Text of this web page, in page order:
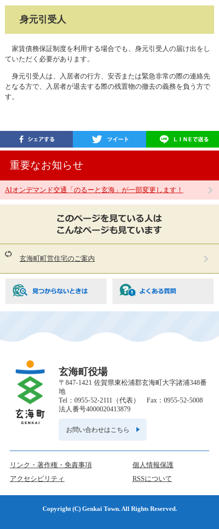
身元引受人
家賃債務保証制度を利用する場合でも、身元引受人の届け出をし
ていただく必要があります。
身元引受人は、入居者の行方、安否または緊急非常の際の連絡先
となる方で、入居者が退去する際の残置物の撤去の義務を負う方で
す。
重要なお知らせ
AIオンデマンド交通「のるーと玄海」が一部変更します！
ジ
を
て
は
な
玄海町町営住宅のご案内
玄海町役場
〒847-1421 佐賀県東松浦郡玄海町大字諸浦348番
地
Tel：0955-52-2111（代表） Fax：0955-52-5008
法人番号4000020413879
お問い合わせはこちら
リンク・著作権・免責事項
個人情報保護
アクセシビリティ
RSSについて
Copyright (C) Genkai Town. All Rights Reserved.